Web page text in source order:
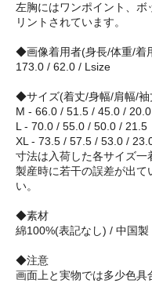
左胸にはワンポイント、
リントされています。
◆画像着用者(身長/体重/着
173.0 / 62.0 / Lsize
◆サイズ(着丈/身幅/肩幅/袖
M - 66.0 / 51.5 / 45.0 / 20.0
L - 70.0 / 55.0 / 50.0 / 21.5
XL - 73.5 / 57.5 / 53.0 /
寸法は入荷した各サイズ一
製産時に若干の誤差が出て
い。
◆素材
綿100%(表記なし) / 中国製
◆注意
画面上と実物では多少色具